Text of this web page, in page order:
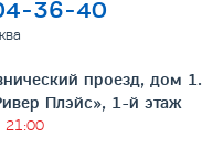
36-40
проезд, дом 1.
Плэйс», 1-й этаж
21:00